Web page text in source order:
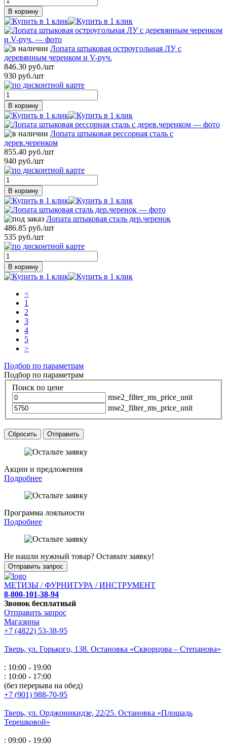
В корзину
Лопата штыковая остроугольная ЛУ с
деревянным черенком и V-руч.
846.30 руб./шт
930 руб./шт
В корзину
Лопата штыковая рессорная сталь с
дерев.черенком
855.40 руб./шт
940 руб./шт
В корзину
Лопата штыковая сталь дер.черенок
486.85 руб./шт
535 руб./шт
В корзину
<
1
2
3
4
5
>
Подбор по параметрам
Подбор по параметрам
Поиск по цене
mse2_filter_ms_price_unit
mse2_filter_ms_price_unit
Сбросить Отправить
Акции и предложения
Подробнее
Программа лояльности
Подробнее
Не нашли нужный товар? Оставьте заявку!
Отправить запрос
МЕТИЗЫ / ФУРНИТУРА / ИНСТРУМЕНТ
8-800-101-38-94
Звонок бесплатный
Отправить запрос
Магазины
+7 (4822) 53-38-95
Тверь, ул. Горького, 138. Остановка «Скворцова – Степанова»
: 10:00 - 19:00
: 10:00 - 17:00
(без перерыва на обед)
+7 (901) 988-70-95
Тверь, ул. Орджоникидзе, 22/25. Остановка «Площадь
Терешковой»
: 09:00 - 19:00